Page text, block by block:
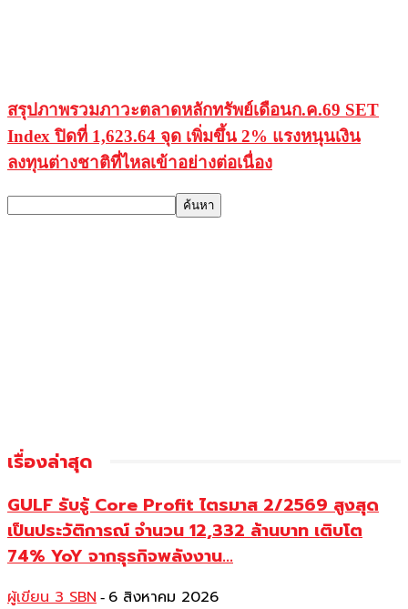
สรุปภาพรวมภาวะตลาดหลักทรัพย์เดือนก.ค.69 SET
Index ปิดที่ 1,623.64 จุด เพิ่มขึ้น 2% แรงหนุนเงิน
ลงทุนต่างชาติที่ไหลเข้าอย่างต่อเนื่อง
เรื่องล่าสุด
GULF รับรู้ Core Profit ไตรมาส 2/2569 สูงสุด
เป็นประวัติการณ์ จำนวน 12,332 ล้านบาท เติบโต
74% YoY จากธุรกิจพลังงาน...
ผู้เขียน 3 SBN - 6 สิงหาคม 2026